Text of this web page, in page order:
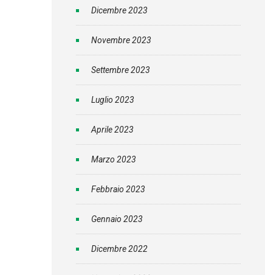
Dicembre 2023
Novembre 2023
Settembre 2023
Luglio 2023
Aprile 2023
Marzo 2023
Febbraio 2023
Gennaio 2023
Dicembre 2022